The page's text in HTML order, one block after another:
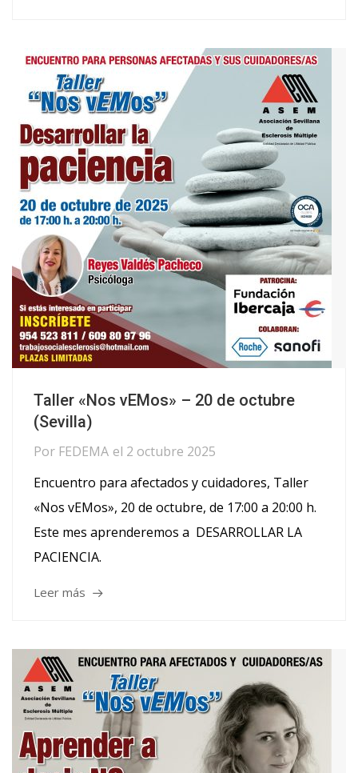
Taller «Nos vEMos» – 20 de octubre
(Sevilla)
Por FEDEMA el 2 octubre 2025
Encuentro para afectados y cuidadores, Taller
«Nos vEMos», 20 de octubre, de 17:00 a 20:00 h.
Este mes aprenderemos a DESARROLLAR LA
PACIENCIA.
Leer más